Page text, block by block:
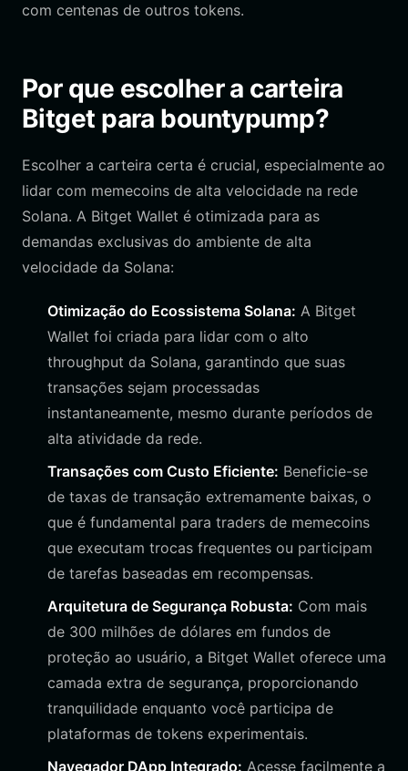
com centenas de outros tokens.
Por que escolher a carteira
Bitget para bountypump?
Escolher a carteira certa é crucial, especialmente ao
lidar com memecoins de alta velocidade na rede
Solana. A Bitget Wallet é otimizada para as
demandas exclusivas do ambiente de alta
velocidade da Solana:
Otimização do Ecossistema Solana: A Bitget
Wallet foi criada para lidar com o alto
throughput da Solana, garantindo que suas
transações sejam processadas
instantaneamente, mesmo durante períodos de
alta atividade da rede.
Transações com Custo Eficiente: Beneficie-se
de taxas de transação extremamente baixas, o
que é fundamental para traders de memecoins
que executam trocas frequentes ou participam
de tarefas baseadas em recompensas.
Arquitetura de Segurança Robusta: Com mais
de 300 milhões de dólares em fundos de
proteção ao usuário, a Bitget Wallet oferece uma
camada extra de segurança, proporcionando
tranquilidade enquanto você participa de
plataformas de tokens experimentais.
Navegador DApp Integrado: Acesse facilmente a